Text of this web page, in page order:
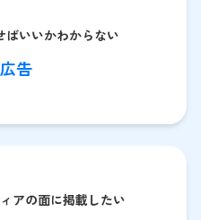
ばいいかわからない
告
アの面に掲載したい